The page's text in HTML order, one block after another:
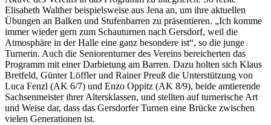
Elisabeth Walther beispielsweise aus Jena an, um ihre aktuellen
Übungen an Balken und Stufenbarren zu präsentieren. „Ich komme
immer wieder gern zum Schauturnen nach Gersdorf, weil die
Atmosphäre in der Halle eine ganz besondere ist“, so die junge
Turnerin. Auch die Seniorenturner des Vereins bereicherten das
Programm mit einer Darbietung am Barren. Dazu holten sich Klaus
Bretfeld, Günter Löffler und Rainer Preuß die Unterstützung von
Luca Fenzl (AK 6/7) und Enzo Oppitz (AK 8/9), beide amtierende
Sachsenmeister ihrer Altersklassen, und stellten auf turnerische Art
und Weise dar, dass das Gersdorfer Turnen eine Brücke zwischen
vielen Generationen ist.